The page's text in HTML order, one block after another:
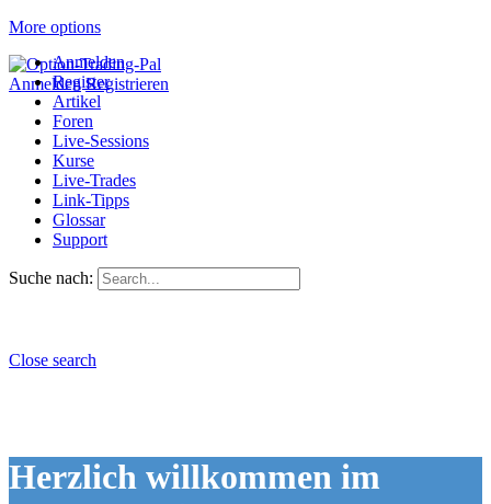
More options
Anmelden Registrieren
Anmelden
Register
Artikel
Foren
Live-Sessions
Kurse
Live-Trades
Link-Tipps
Glossar
Support
Suche nach:
Close search
Herzlich willkommen im